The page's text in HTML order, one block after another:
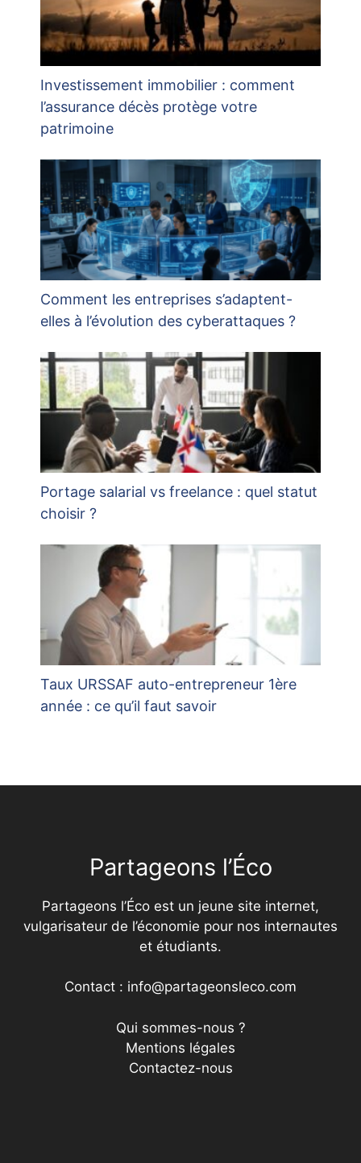
Investissement immobilier : comment
l’assurance décès protège votre
patrimoine
Comment les entreprises s’adaptent-
elles à l’évolution des cyberattaques ?
Portage salarial vs freelance : quel statut
choisir ?
Taux URSSAF auto-entrepreneur 1ère
année : ce qu’il faut savoir
Partageons l’Éco
Partageons l’Éco est un jeune site internet,
vulgarisateur de l’économie pour nos internautes
et étudiants.
Contact : info@partageonsleco.com
Qui sommes-nous ?
Mentions légales
Contactez-nous